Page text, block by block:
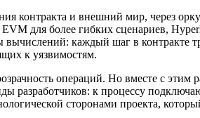
контракта и внешний мир, через
для более гибких сценариев,
каждый шаг в контракте
к уязвимостям.
операций. Но вместе с этим
разработчиков: к процессу
сторонами проекта,